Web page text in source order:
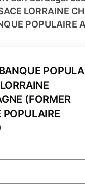
LORRAINE
POPULAIRE
(FORMER
POPULAIRE